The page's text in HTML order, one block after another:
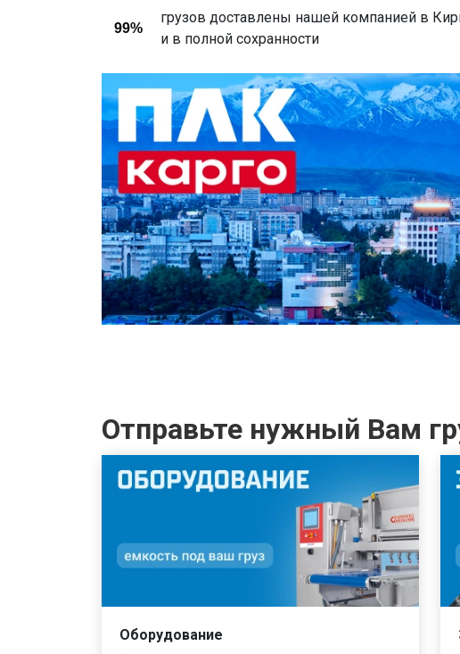
99%
грузов доставлены нашей компанией в
и в полной сохранности
Отправьте нужный Вам
Оборудование